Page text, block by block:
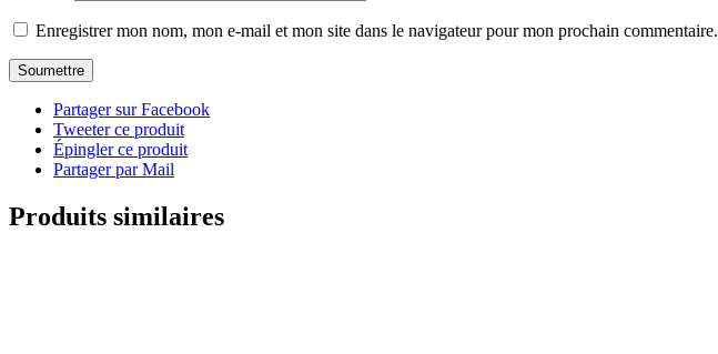
Enregistrer mon nom, mon e-mail et mon site dans le navigateur pour mon prochain commentaire.
Partager sur Facebook
Tweeter ce produit
Épingler ce produit
Partager par Mail
Produits similaires